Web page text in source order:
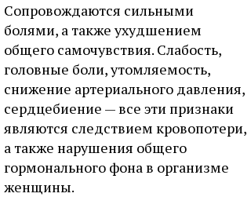
Сопровождаются сильными
болями, а также ухудшением
общего самочувствия. Слабость,
головные боли, утомляемость,
снижение артериального давления,
сердцебиение — все эти признаки
являются следствием кровопотери,
а также нарушения общего
гормонального фона в организме
женщины.